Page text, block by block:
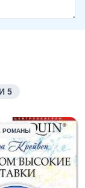
5
РОМАНЫ